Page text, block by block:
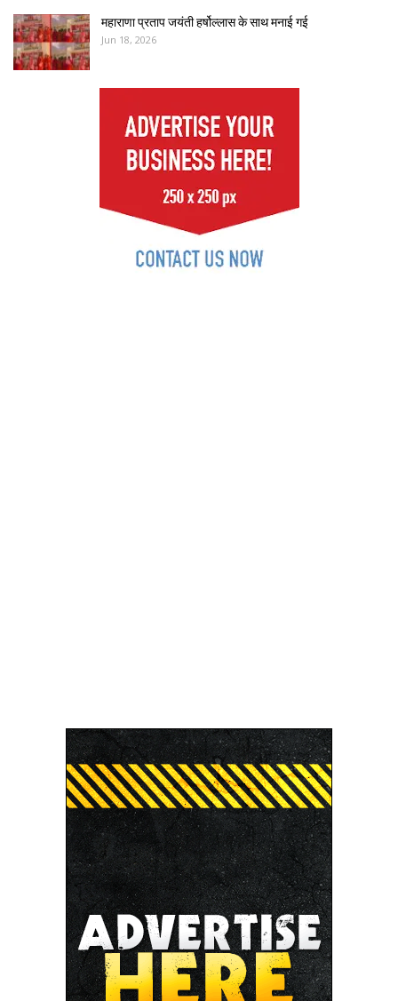
महाराणा प्रताप जयंती हर्षोल्लास के साथ मनाई गई
Jun 18, 2026